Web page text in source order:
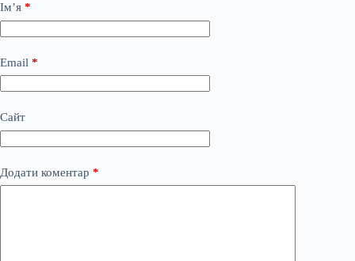
Ім’я *
Email *
Сайт
Додати коментар *